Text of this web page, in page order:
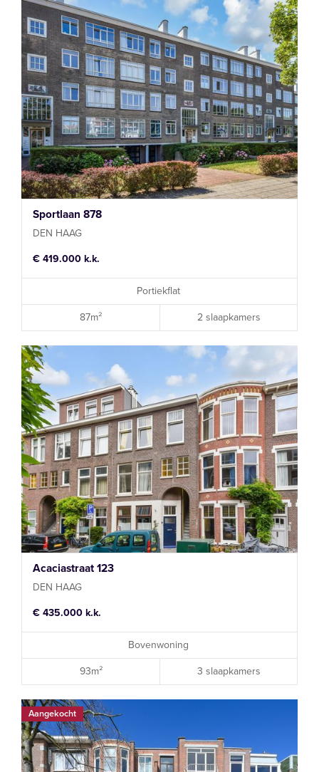
Sportlaan 878
DEN HAAG
€ 419.000 k.k.
Portiekflat
87m² 2 slaapkamers
Acaciastraat 123
DEN HAAG
€ 435.000 k.k.
Bovenwoning
93m² 3 slaapkamers
Aangekocht